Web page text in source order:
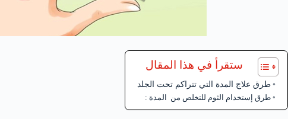
ستقرأ في هذا المقال
طرق علاج المدة التي تتراكم تحت الجلد
طرق إستخدام الثوم للتخلص من المدة :